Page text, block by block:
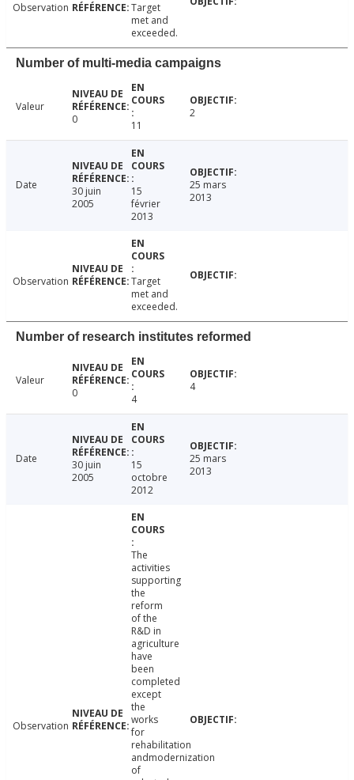
Observation
Target
met and
exceeded.
Number of multi-media campaigns
Valeur
0
11
2
Date
30 juin
2005
15
février
2013
25 mars
2013
Observation
Target
met and
exceeded.
Number of research institutes reformed
Valeur
0
4
4
Date
30 juin
2005
15
octobre
2012
25 mars
2013
Observation
The
activities
supporting
the
reform
of the
R&D in
agriculture
have
been
completed
except
the
works
for
rehabilitation
andmodernization
of